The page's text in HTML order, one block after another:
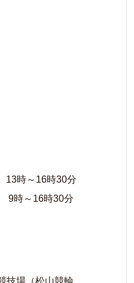
13時～16時30分
9時～16時30分
技場（松山競輪